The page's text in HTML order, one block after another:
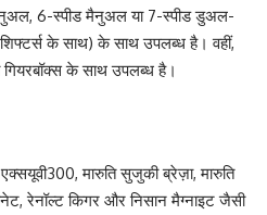
6-स्पीड मैनुअल या 7-स्पीड डुअल-
के साथ) के साथ उपलब्ध है। वहीं,
के साथ उपलब्ध है।
मारुति सुजुकी ब्रेज़ा, मारुति
रेनॉल्ट किगर और निसान मैग्नाइट जैसी